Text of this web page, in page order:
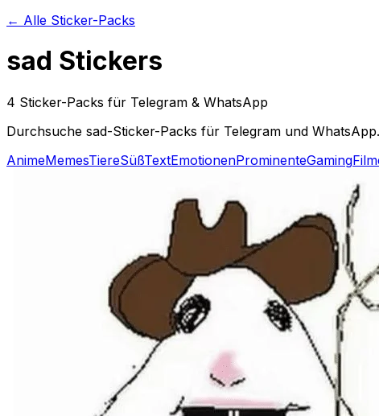
← Alle Sticker-Packs
sad Stickers
4 Sticker-Packs für Telegram & WhatsApp
Durchsuche sad-Sticker-Packs für Telegram und
AnimeMemesTiereSüßTextEmotionenProminenteGaming